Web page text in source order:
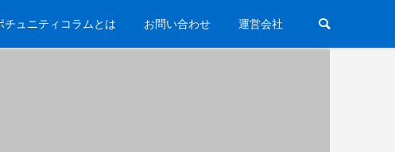
チュニティコラムとは お問い合わせ 運営会社